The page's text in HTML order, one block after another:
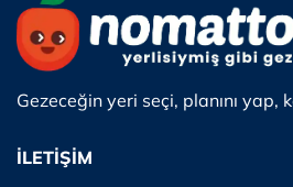
Gezeceğin yeri seçi, planını yap,
İLETİŞİM